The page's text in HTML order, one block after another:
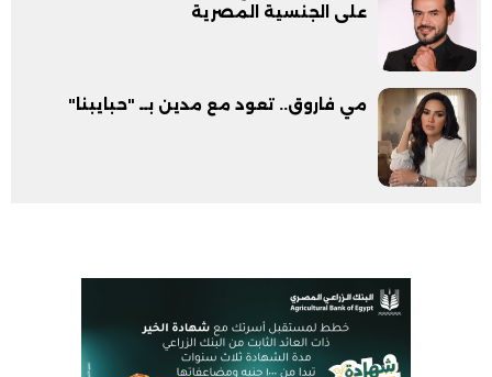
على الجنسية المصرية
مي فاروق.. تعود مع مدين بــ "حبايبنا"